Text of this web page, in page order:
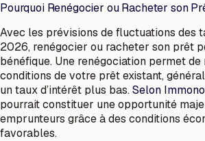
Pourquoi Renégocier ou Racheter son
Avec les prévisions de fluctuations des
2026, renégocier ou racheter son prêt
bénéfique. Une renégociation permet
conditions de votre prêt existant,
un taux d’intérêt plus bas.Selon
pourrait constituer une opportunité
emprunteurs grâce à des conditions
favorables.